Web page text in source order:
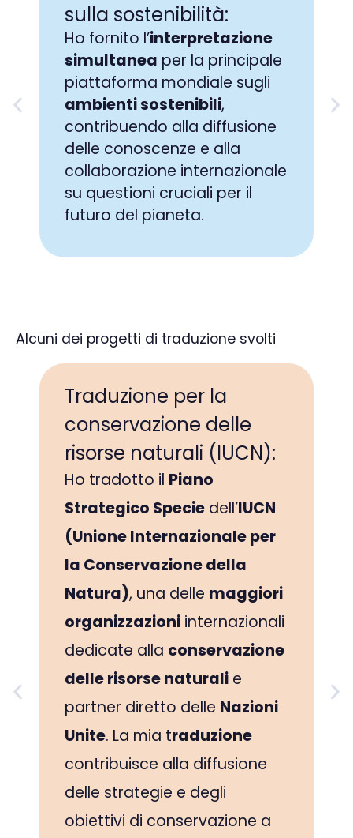
sulla sostenibilità:
Ho fornito l’interpretazione
simultanea per la principale
piattaforma mondiale sugli
ambienti sostenibili,
contribuendo alla diffusione
delle conoscenze e alla
collaborazione internazionale
su questioni cruciali per il
futuro del pianeta.
Alcuni dei progetti di traduzione svolti
Traduzione per la
conservazione delle
risorse naturali (IUCN):
Ho tradotto il Piano
Strategico Specie dell’IUCN
(Unione Internazionale per
la Conservazione della
Natura), una delle maggiori
organizzazioni internazionali
dedicate alla conservazione
delle risorse naturali e
partner diretto delle Nazioni
Unite. La mia traduzione
contribuisce alla diffusione
delle strategie e degli
obiettivi di conservazione a